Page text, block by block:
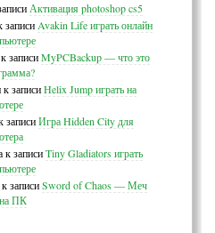
Активация photoshop cs5
записиAvakin Life играть онлайн
к записиMyPCBackup — что это
к записиHelix Jump играть на
записиИгра Hidden City для
к записиTiny Gladiators играть
к записиSword of Chaos — Меч
ПК